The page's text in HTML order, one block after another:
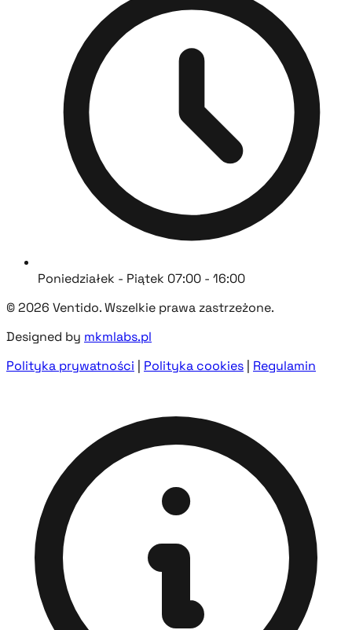
Poniedziałek - Piątek 07:00 - 16:00
© 2026 Ventido. Wszelkie prawa zastrzeżone.
Designed by mkmlabs.pl
Polityka prywatności | Polityka cookies | Regulamin